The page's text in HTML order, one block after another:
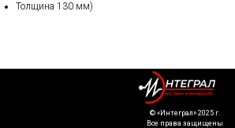
Толщина 130 мм)
©️ «Интеграл» 2025 г.
Все права защищены